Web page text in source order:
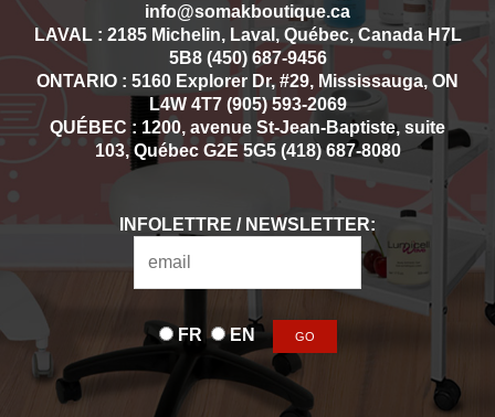
info@somakboutique.ca
LAVAL : 2185 Michelin, Laval, Québec, Canada H7L
5B8 (450) 687-9456
ONTARIO : 5160 Explorer Dr, #29, Mississauga, ON
L4W 4T7 (905) 593-2069
QUÉBEC : 1200, avenue St-Jean-Baptiste, suite
103, Québec G2E 5G5 (418) 687-8080
INFOLETTRE / NEWSLETTER:
FR EN